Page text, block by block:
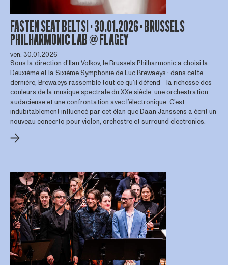
FASTEN SEAT BELTS! · 30.01.2026 · BRUSSELS
PHILHARMONIC LAB @ FLAGEY
ven. 30.01.2026
Sous la direction d’Ilan Volkov, le Brussels Philharmonic a choisi la
Deuxième et la Sixième Symphonie de Luc Brewaeys : dans cette
dernière, Brewaeys rassemble tout ce qu’il défend - la richesse des
couleurs de la musique spectrale du XXe siècle, une orchestration
audacieuse et une confrontation avec l’électronique. C’est
indubitablement influencé par cet élan que Daan Janssens a écrit un
nouveau concerto pour violon, orchestre et surround electronics.